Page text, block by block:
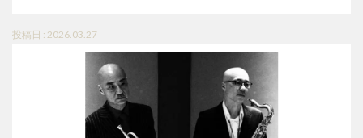
投稿日 : 2026.03.27